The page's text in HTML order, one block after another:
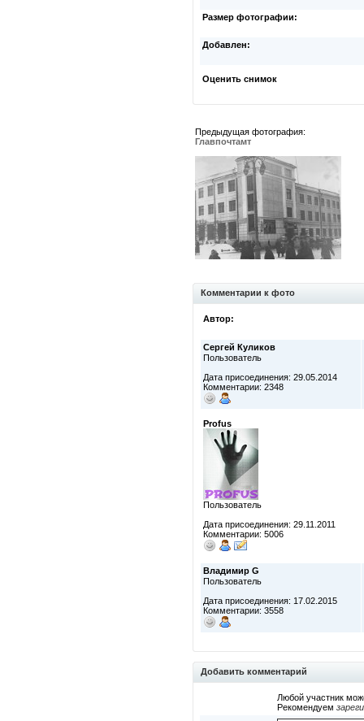
Размер фотографии:
Добавлен:
Оценить снимок
Предыдущая фотография:
Главпочтамт
Комментарии к фото
Автор:
Сергей Куликов
Пользователь
Дата присоединения: 29.05.2014
Комментарии: 2348
Profus
Пользователь
Дата присоединения: 29.11.2011
Комментарии: 5006
Владимир G
Пользователь
Дата присоединения: 17.02.2015
Комментарии: 3558
Добавить комментарий
Любой участник
Рекомендуем